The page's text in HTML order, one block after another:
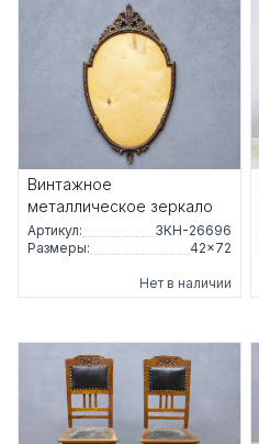
Винтажное
металлическое зеркало
Артикул:
ЗКН-26696
Размеры:
42×72
Нет в наличии